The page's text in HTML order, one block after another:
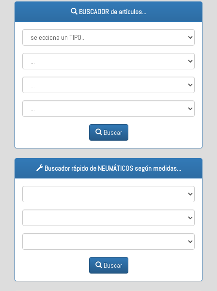
BUSCADOR de artículos...
Buscar
Buscador rápido de NEUMÁTICOS según medidas...
Buscar